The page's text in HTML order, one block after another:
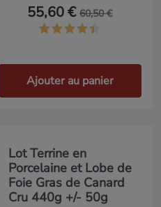
55,60 € 60,50 €
Ajouter au panier
Lot Terrine en
Porcelaine et Lobe de
Foie Gras de Canard
Cru 440g +/- 50g